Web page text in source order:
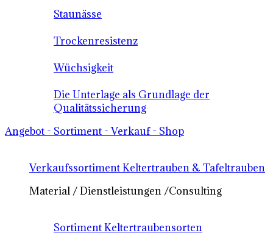
Staunässe
Trockenresistenz
Wüchsigkeit
Die Unterlage als Grundlage der
Qualitätssicherung
Angebot - Sortiment - Verkauf - Shop
Verkaufssortiment Keltertrauben & Tafeltrauben
Material / Dienstleistungen /Consulting
Sortiment Keltertraubensorten